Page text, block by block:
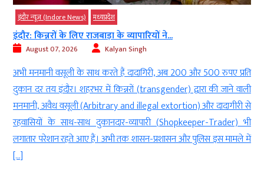
इंदौर न्यूज़ (Indore News) मध्‍यप्रदेश
इंदौर: किन्नरों के लिए राजबाड़ा के व्यापारियों ने...
August 07, 2026 Kalyan Singh
अभी मनमानी वसूली के साथ करते हैं दादागिरी, अब 200 और 500 रुपए प्रति
दुकान दर तय इंदौर। शहरभर में किन्नरों (transgender) द्वारा की जाने वाली
मनमानी, अवैध वसूली (Arbitrary and illegal extortion) और दादागीरी से
रहवासियों के साथ-साथ दुकानदार-व्यापारी (Shopkeeper-Trader) भी
लगातार परेशान रहते आए हैं। अभी तक शासन-प्रशासन और पुलिस इस मामले में
[…]